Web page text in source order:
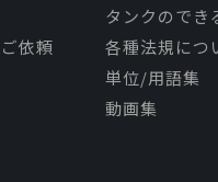
依頼
タンクのでき
各種法規につ
単位/用語集
動画集